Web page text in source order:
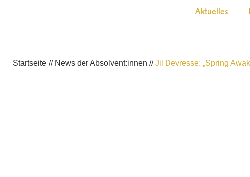
Aktuelles
Startseite // News der Absolvent:innen // Jil Devresse: „Spring